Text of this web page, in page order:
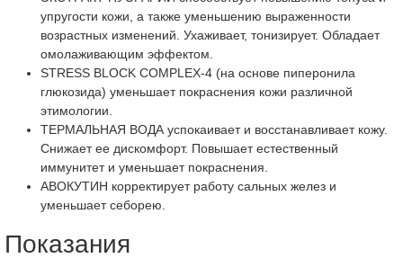
упругости кожи, а также уменьшению выраженности
возрастных изменений. Ухаживает, тонизирует. Обладает
омолаживающим эффектом.
STRESS BLOCK COMPLEX-4 (на основе пиперонила
глюкозида) уменьшает покраснения кожи различной
этимологии.
ТЕРМАЛЬНАЯ ВОДА успокаивает и восстанавливает кожу.
Снижает ее дискомфорт. Повышает естественный
иммунитет и уменьшает покраснения.
АВОКУТИН корректирует работу сальных желез и
уменьшает себорею.
Показания